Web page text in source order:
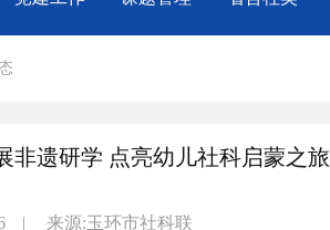
非遗研学 点亮幼儿社科启蒙之旅
| 来源:玉环市社科联